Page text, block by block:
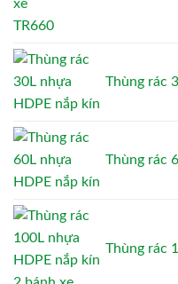
TR660
Thùng rác
Thùng rác
Thùng rác